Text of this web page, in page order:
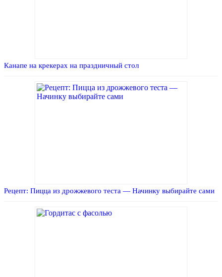
Канапе на крекерах на праздничный стол
Рецепт: Пицца из дрожжевого теста — Начинку выбирайте сами